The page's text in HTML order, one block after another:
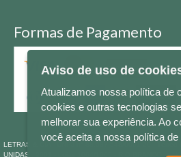
Formas de Pagamento
LETRAS & CIA - CNPJ n° 88.587.548/0001-20 - Térreo
UNIDAS , 2001 - Lojas 1064/1065 - RIO BRANCO - -
Aviso de uso de
Atualizamos nossa política de
cookies e outras tecnologias
melhorar sua experiência. Ao
você aceita a nossa política de